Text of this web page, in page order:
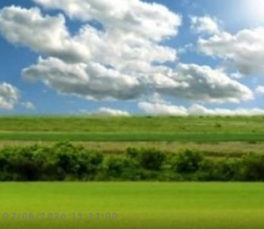
07/08/2026 15:11:00